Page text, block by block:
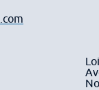
sang – Journée